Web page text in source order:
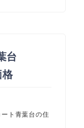
台
格
ト青葉台の住